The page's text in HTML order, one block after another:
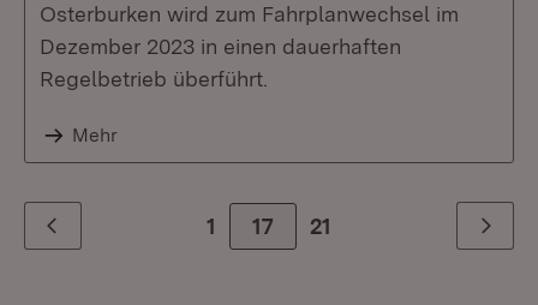
Osterburken wird zum Fahrplanwechsel im
Dezember 2023 in einen dauerhaften
Regelbetrieb überführt.
Mehr
Zurück 1 17 Zur letzte Seite
21 Weiter